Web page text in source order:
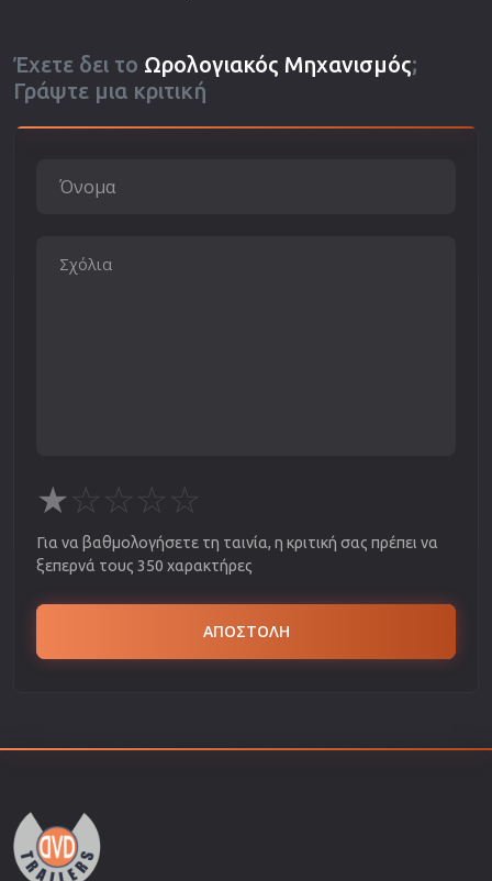
Έχετε δει το Ωρολογιακός Μηχανισμός;
Γράψτε μια κριτική
★☆☆☆☆
Για να βαθμολογήσετε τη ταινία, η κριτική σας πρέπει να
ξεπερνά τους 350 χαρακτήρες
ΑΠΟΣΤΟΛΗ